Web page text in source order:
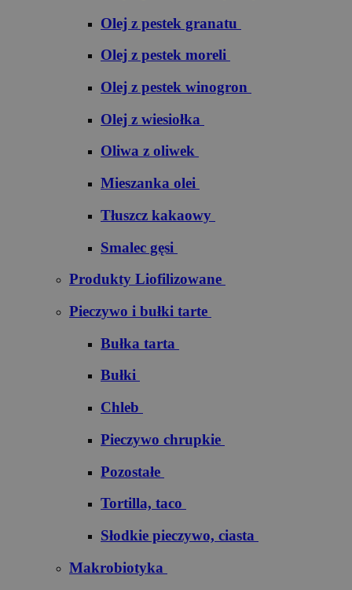
Olej z pestek granatu
Olej z pestek moreli
Olej z pestek winogron
Olej z wiesiołka
Oliwa z oliwek
Mieszanka olei
Tłuszcz kakaowy
Smalec gęsi
Produkty Liofilizowane
Pieczywo i bułki tarte
Bułka tarta
Bułki
Chleb
Pieczywo chrupkie
Pozostałe
Tortilla, taco
Słodkie pieczywo, ciasta
Makrobiotyka